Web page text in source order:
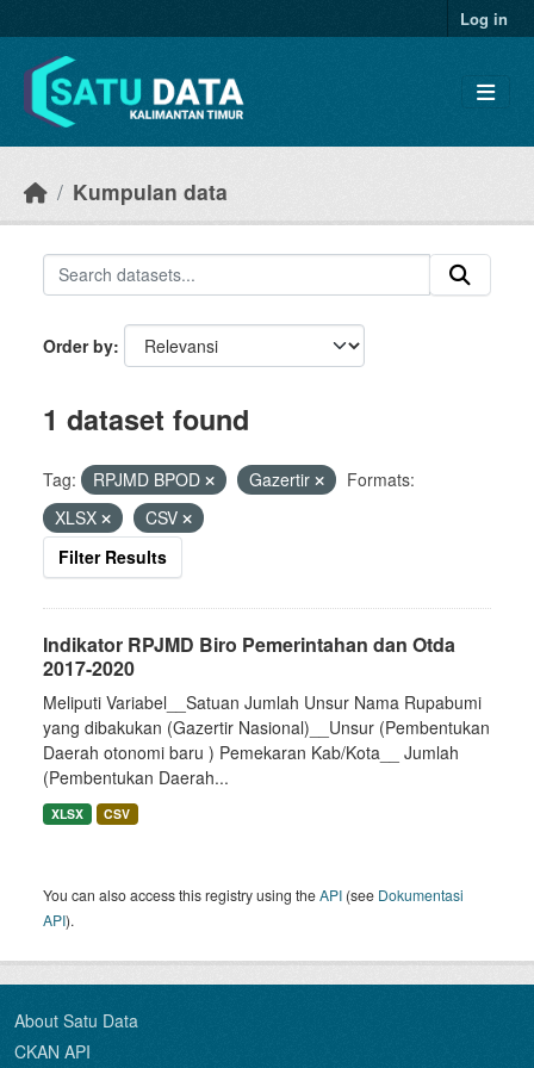
Log in
Kumpulan data
Order by
1 dataset found
Tag: RPJMD BPOD Gazertir
Formats:
XLSX
CSV
Filter Results
Indikator RPJMD Biro Pemerintahan dan Otda
2017-2020
Meliputi Variabel__Satuan Jumlah Unsur Nama Rupabumi
yang dibakukan (Gazertir Nasional)__Unsur (Pembentukan
Daerah otonomi baru ) Pemekaran Kab/Kota__ Jumlah
(Pembentukan Daerah...
XLSX CSV
You can also access this registry using theAPI (see Dokumentasi
API).
About Satu Data
CKAN API